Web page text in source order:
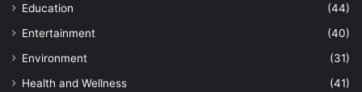
Education
(44)
Entertainment
(40)
Environment
(31)
Health and Wellness
(41)